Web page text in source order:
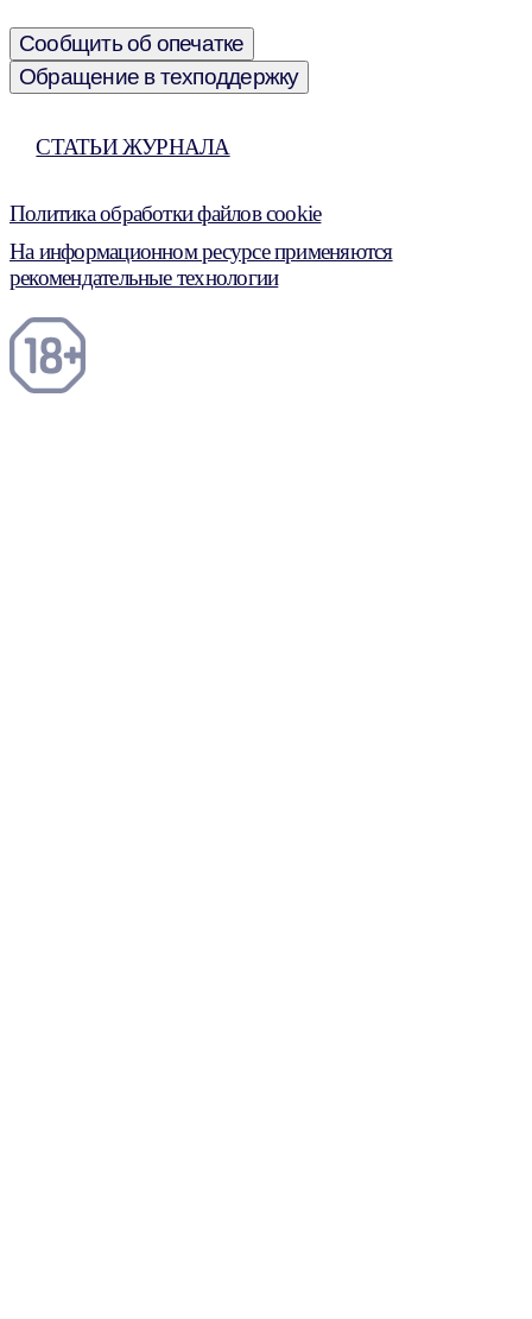
Сообщить об опечатке
Обращение в техподдержку
СТАТЬИ ЖУРНАЛА
Политика обработки файлов cookie
На информационном ресурсе применяются
рекомендательные технологии